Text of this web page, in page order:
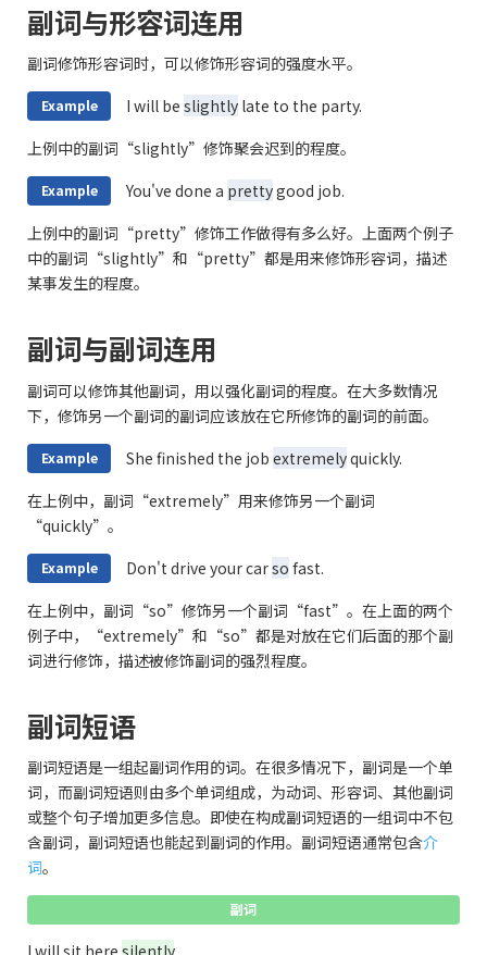
副词与形容词连用
副词修饰形容词时，可以修饰形容词的强度水平。
Example I will be slightly late to the party.
上例中的副词“slightly”修饰聚会迟到的程度。
Example You've done a prettygood job.
上例中的副词“pretty”修饰工作做得有多么好。上面两个例子
中的副词“slightly”和“pretty”都是用来修饰形容词，描述
某事发生的程度。
副词与副词连用
副词可以修饰其他副词，用以强化副词的程度。在大多数情况
下，修饰另一个副词的副词应该放在它所修饰的副词的前面。
Example She finished the job extremelyquickly.
在上例中，副词“extremely”用来修饰另一个副词
“quickly”。
Example Don't drive your carso fast.
在上例中，副词“so”修饰另一个副词“fast”。在上面的两个
例子中，“extremely”和“so”都是对放在它们后面的那个副
词进行修饰，描述被修饰副词的强烈程度。
副词短语
副词短语是一组起副词作用的词。在很多情况下，副词是一个单
词，而副词短语则由多个单词组成，为动词、形容词、其他副词
或整个句子增加更多信息。即使在构成副词短语的一组词中不包
含副词，副词短语也能起到副词的作用。副词短语通常包含介
词。
副词
I will sit here silently.